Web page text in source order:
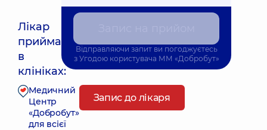
Лікар
приймає
в
клініках:
Найближчий час прийому: Сьогодні о 20:05
Медичний
Центр
«Добробут»
для всієї
Запис до лікаря
Відправляючи запит ви погоджуєтесь
з Угодою користувача ММ «Добробут»